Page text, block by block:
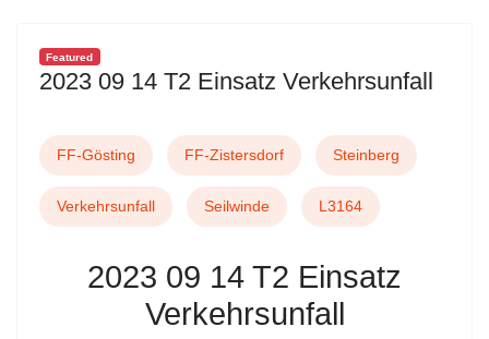
Featured
2023 09 14 T2 Einsatz Verkehrsunfall
FF-Gösting FF-Zistersdorf Steinberg
Verkehrsunfall Seilwinde L3164
2023 09 14 T2 Einsatz
Verkehrsunfall